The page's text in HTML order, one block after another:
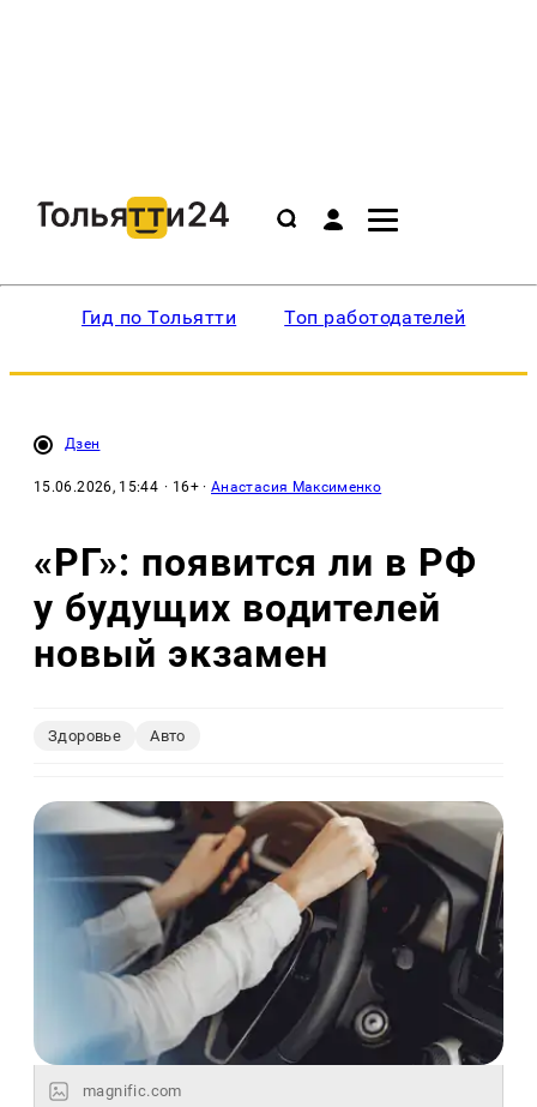
Гид по Тольятти Топ работодателей
Дзен
15.06.2026, 15:44 · 16+ ·Анастасия Максименко
«РГ»: появится ли в РФ
у будущих водителей
новый экзамен
Здоровье Авто
magnific.com